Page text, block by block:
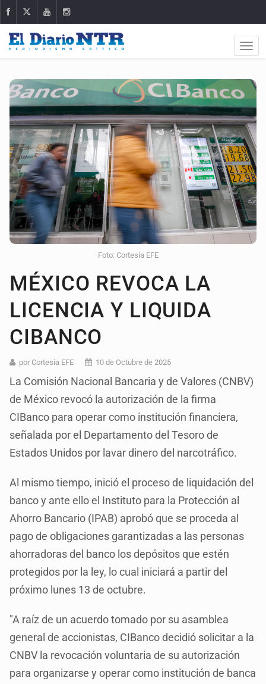
Foto: Cortesía EFE
MÉXICO REVOCA LA
LICENCIA Y LIQUIDA
CIBANCO
por Cortesía EFE 10 de Octubre de 2025
La Comisión Nacional Bancaria y de Valores (CNBV)
de México revocó la autorización de la firma
CIBanco para operar como institución financiera,
señalada por el Departamento del Tesoro de
Estados Unidos por lavar dinero del narcotráfico.
Al mismo tiempo, inició el proceso de liquidación del
banco y ante ello el Instituto para la Protección al
Ahorro Bancario (IPAB) aprobó que se proceda al
pago de obligaciones garantizadas a las personas
ahorradoras del banco los depósitos que estén
protegidos por la ley, lo cual iniciará a partir del
próximo lunes 13 de octubre.
"A raíz de un acuerdo tomado por su asamblea
general de accionistas, CIBanco decidió solicitar a la
CNBV la revocación voluntaria de su autorización
para organizarse y operar como institución de banca